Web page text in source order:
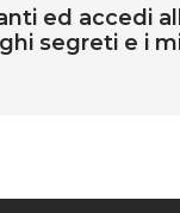
ed accedi
segreti e i